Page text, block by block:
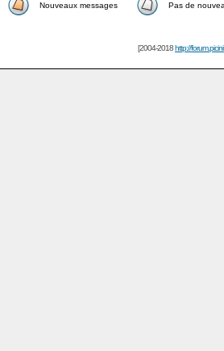
Nouveaux messages Pas de
[2004-2018http://